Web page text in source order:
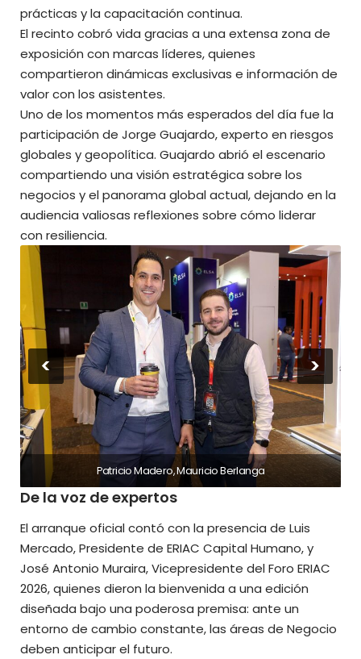
prácticas y la capacitación continua.
El recinto cobró vida gracias a una extensa zona de
exposición con marcas líderes, quienes
compartieron dinámicas exclusivas e información de
valor con los asistentes.
Uno de los momentos más esperados del día fue la
participación de Jorge Guajardo, experto en riesgos
globales y geopolítica. Guajardo abrió el escenario
compartiendo una visión estratégica sobre los
negocios y el panorama global actual, dejando en la
audiencia valiosas reflexiones sobre cómo liderar
con resiliencia.
Patricio Madero, Mauricio Berlanga
< >
De la voz de expertos
El arranque oficial contó con la presencia de Luis
Mercado, Presidente de ERIAC Capital Humano, y
José Antonio Muraira, Vicepresidente del Foro ERIAC
2026, quienes dieron la bienvenida a una edición
diseñada bajo una poderosa premisa: ante un
entorno de cambio constante, las áreas de Negocio
deben anticipar el futuro.